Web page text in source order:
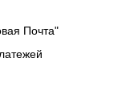
Почта"